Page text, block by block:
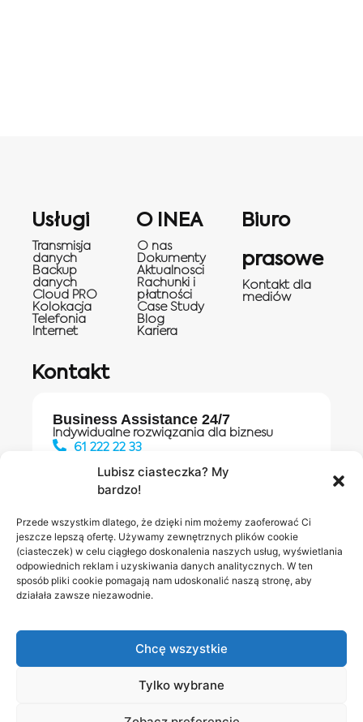
Lubisz ciasteczka? My
bardzo!
Przede wszystkim dlatego, że dzięki nim możemy zaoferować Ci
jeszcze lepszą ofertę. Używamy zewnętrznych plików cookie
(ciasteczek) w celu ciągłego doskonalenia naszych usług, wyświetlania
odpowiednich reklam i uzyskiwania danych analitycznych. W ten
sposób pliki cookie pomagają nam udoskonalić naszą stronę, aby
działała zawsze niezawodnie.
Chcę wszystkie
Tylko wybrane
Usługi
Transmisja
danych
Backup
danych
Cloud PRO
Kolokacja
Telefonia
Internet
O INEA
O nas
Dokumenty
Aktualnosci
Rachunki i
płatności
Case Study
Blog
Kariera
Biuro
prasowe
Kontakt dla
mediów
Kontakt
Business Assistance 24/7
Indywidualne rozwiązania dla biznesu
61 222 22 33
Salony INEA
Napisz do